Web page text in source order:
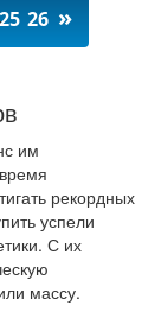
26 »
им
рекордных
успели
С их
массу.